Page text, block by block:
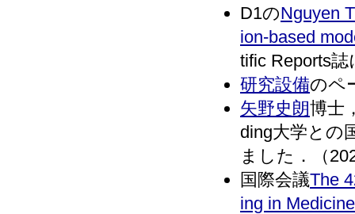
D1のNguyen
ion-based
tific Reports
研究設備のペ
矢野史朗博士
ding大学との
ました．（
国際会議The
ing in